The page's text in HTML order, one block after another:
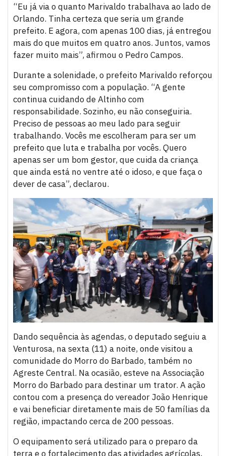
“Eu já via o quanto Marivaldo trabalhava ao lado de
Orlando. Tinha certeza que seria um grande
prefeito. E agora, com apenas 100 dias, já entregou
mais do que muitos em quatro anos. Juntos, vamos
fazer muito mais”, afirmou o Pedro Campos.
Durante a solenidade, o prefeito Marivaldo reforçou
seu compromisso com a população. “A gente
continua cuidando de Altinho com
responsabilidade. Sozinho, eu não conseguiria.
Preciso de pessoas ao meu lado para seguir
trabalhando. Vocês me escolheram para ser um
prefeito que luta e trabalha por vocês. Quero
apenas ser um bom gestor, que cuida da criança
que ainda está no ventre até o idoso, e que faça o
dever de casa”, declarou.
Dando sequência às agendas, o deputado seguiu a
Venturosa, na sexta (11) a noite, onde visitou a
comunidade do Morro do Barbado, também no
Agreste Central. Na ocasião, esteve na Associação
Morro do Barbado para destinar um trator. A ação
contou com a presença do vereador João Henrique
e vai beneficiar diretamente mais de 50 famílias da
região, impactando cerca de 200 pessoas.
O equipamento será utilizado para o preparo da
terra e o fortalecimento das atividades agrícolas,